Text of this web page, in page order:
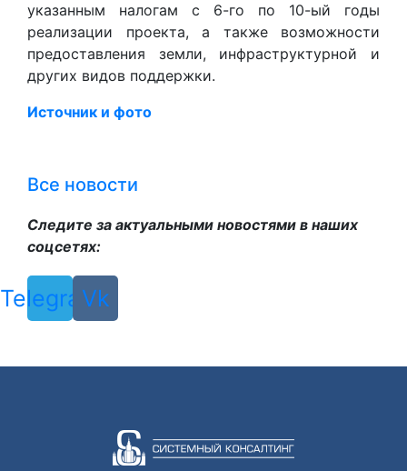
указанным налогам с 6-го по 10-ый годы
реализации проекта, а также возможности
предоставления земли, инфраструктурной и
других видов поддержки.
Источник и фото
Все новости
Следите за актуальными новостями в наших
соцсетях:
Telegram
Vk